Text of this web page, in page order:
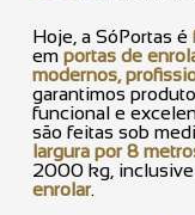
Hoje, a SóPortas é
em portas de
modernos,
garantimos
funcional e
são feitas sob
largura por 8
2000 kg,
enrolar.